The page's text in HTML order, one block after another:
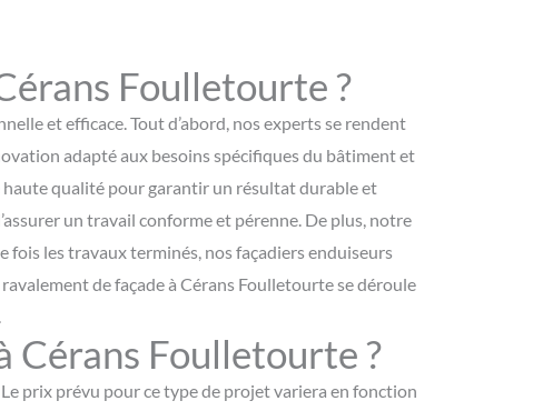
Foulletourte ?
et efficace. Tout d’abord, nos experts se rendent
adapté aux besoins spécifiques du bâtiment et
qualité pour garantir un résultat durable et
un travail conforme et pérenne. De plus, notre
fois les travaux terminés, nos façadiers enduiseurs
de façade à Cérans Foulletourte se déroule
Cérans Foulletourte ?
prix prévu pour ce type de projet variera en fonction